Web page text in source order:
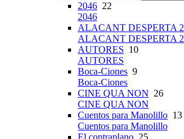
2046 22
2046
ALACANT DESPERTA 2
ALACANT DESPERTA 2
AUTORES 10
AUTORES
Boca-Ciones 9
Boca-Ciones
CINE QUA NON 26
CINE QUA NON
Cuentos para Manolillo 13
Cuentos para Manolillo